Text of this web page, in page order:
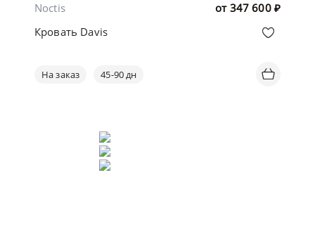
от 347 600 ₽
Noctis
Кровать Davis
На заказ 45-90 дн